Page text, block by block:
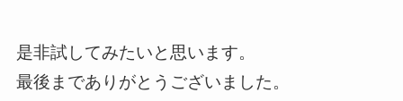
是非試してみたいと思います。
最後までありがとうございました。